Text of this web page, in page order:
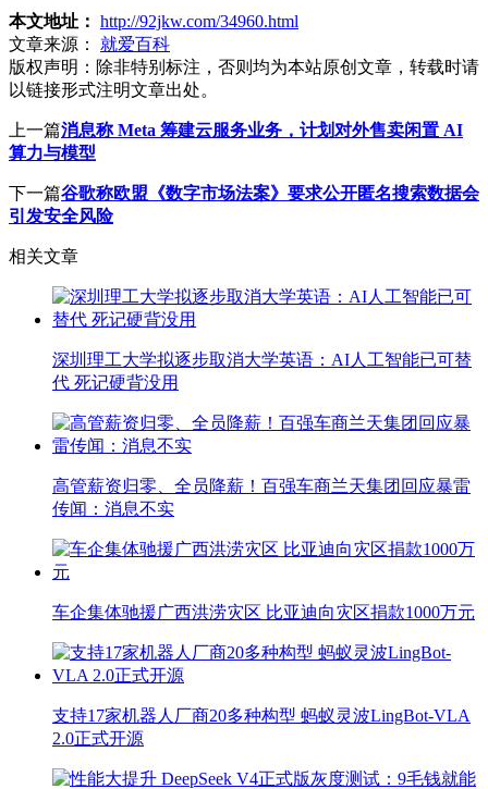
本文地址： http://92jkw.com/34960.html
文章来源：
就爱百科
版权声明： 除非特别标注，否则均为本站原创文章，转载时请
以链接形式注明文章出处。
上一篇消息称 Meta 筹建云服务业务，计划对外售卖闲置 AI
算力与模型
下一篇谷歌称欧盟《数字市场法案》要求公开匿名搜索数据会
引发安全风险
相关文章
深圳理工大学拟逐步取消大学英语：AI人工智能已可替
代 死记硬背没用
高管薪资归零、全员降薪！百强车商兰天集团回应暴雷
传闻：消息不实
车企集体驰援广西洪涝灾区 比亚迪向灾区捐款1000万元
支持17家机器人厂商20多种构型 蚂蚁灵波LingBot-VLA
2.0正式开源